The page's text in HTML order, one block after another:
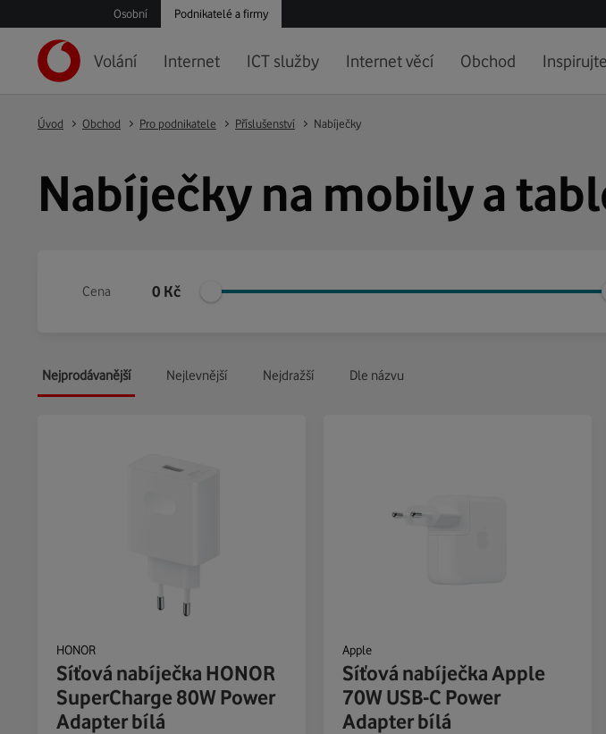
Osobní Podnikatelé a firmy
Volání Internet ICT služby Internet věcí Obchod
Úvod Obchod Pro podnikatele Příslušenství Nabíječky
Nabíječky na mobily a
Cena 0 Kč
Nejprodávanější Nejlevnější Nejdražší Dle názvu
HONOR
Síťová nabíječka HONOR
SuperCharge 80W Power
Adapter bílá
Apple
Síťová nabíječka Apple
70W USB-C Power
Adapter bílá